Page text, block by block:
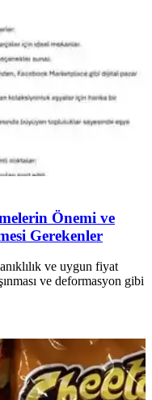
Önemi ve
Gerekenler
ve uygun fiyat
ve deformasyon gibi